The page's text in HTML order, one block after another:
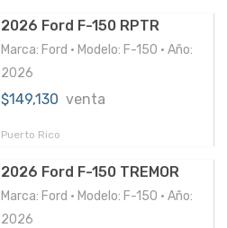
2026 Ford F-150 RPTR
Marca: Ford • Modelo: F-150 • Año:
2026
$149,130 venta
Puerto Rico
2026 Ford F-150 TREMOR
Marca: Ford • Modelo: F-150 • Año:
2026